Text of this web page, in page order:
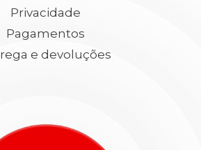
Privacidade
Pagamentos
e devoluções